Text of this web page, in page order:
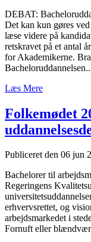
DEBAT:
Det kan kun gøres
læse videre på
retskravet på et antal
for Akademikerne.
Læs Mere
Folkemødet
Publiceret den 06 jun
Bachelorer til
Regeringens
erhvervsrettet, og
arbejdsmarkedet i
Fornuft eller